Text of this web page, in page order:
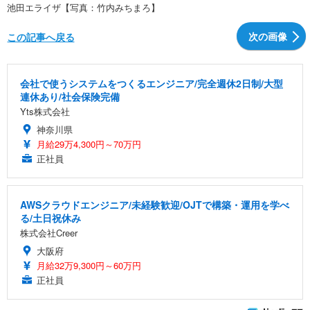
池田エライザ【写真：竹内みちまろ】
次の画像
この記事へ戻る
会社で使うシステムをつくるエンジニア/完全週休2日制/大型
連休あり/社会保険完備
Yts株式会社
神奈川県
月給29万4,300円～70万円
正社員
AWSクラウドエンジニア/未経験歓迎/OJTで構築・運用を学べ
る/土日祝休み
株式会社Creer
大阪府
月給32万9,300円～60万円
正社員